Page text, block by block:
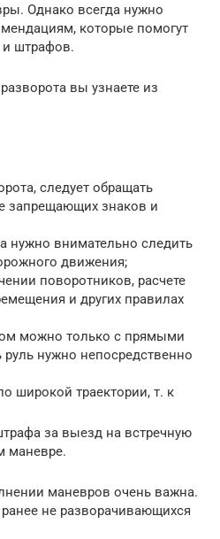
Однако всегда нужно
которые помогут
и штрафов.
вы узнаете из
следует обращать
запрещающих знаков и
нужно внимательно следить
движения;
поворотников, расчете
и других правилах
можно только с прямыми
нужно непосредственно
широкой траектории, т. к
за выезд на встречную
маневре.
маневров очень важна.
не разворачивающихся